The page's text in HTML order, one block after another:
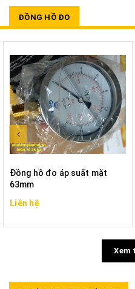
ĐỒNG HỒ ĐO
Đồng hồ đo áp suất mặt
63mm
Liên hệ
Xem